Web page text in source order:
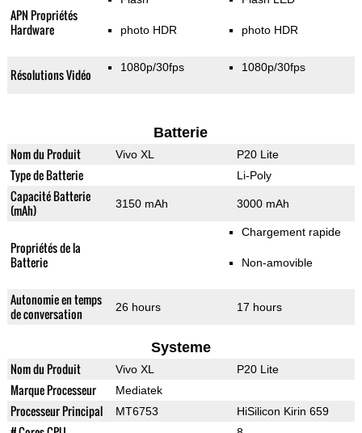
APN Propriétés
Hardware
photo HDR photo HDR
Résolutions Vidéo 1080p/30fps 1080p/30fps
Batterie
Nom du Produit Vivo XL P20 Lite
Type de Batterie Li-Poly
Capacité Batterie
(mAh)
3150 mAh 3000 mAh
Propriétés de la
Batterie
Chargement rapide
Non-amovible
Autonomie en temps
de conversation
26 hours 17 hours
Systeme
Nom du Produit Vivo XL P20 Lite
Marque Processeur Mediatek
Processeur Principal MT6753 HiSilicon Kirin 659